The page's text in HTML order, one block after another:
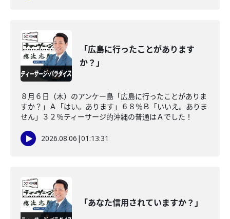
「広島に行ったことがあります
か？」
８月６日（木）のアンケー島「広島に行ったことがありま
すか？」Ａ「はい。あります」６８％Ｂ「いいえ。ありま
せん」３２％ティーサージ的沖縄の普通はＡでした！
2026.08.06 |01:13:31
「あなた信用されていますか？」